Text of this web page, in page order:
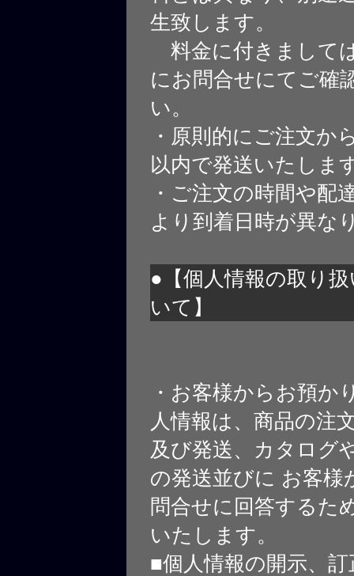
生致します。
料金に付きまして
にお問合せにてご確
い。
・原則的にご注文か
以内で発送いたしま
・ご注文の時間や配
より到着日時が異な
●【個人情報の取り
いて】
・お客様からお預か
人情報は、商品の注
及び発送、カタログ
の発送並びに お客様
問合せに回答するた
いたします。
■個人情報の開示、